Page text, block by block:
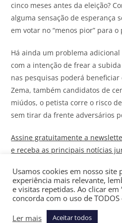
cinco meses antes da eleição?
alguma sensação de esperança
em votar no “menos pior” para o
Há ainda um problema
com a intenção de frear a
nas pesquisas poderá
Zema, também candidatos de
miúdos, o petista corre o risco
sem tirar da frente adversários
Assine gratuitamente a
e receba as principais notícias
É nesse cenário que começam
comunicação das principais pré-
algum momento, se tiverem
Usamos cookies em nosso site
experiência mais relevante,
e visitas repetidas. Ao clicar em
concorda com o uso de TODOS
Ler mais
Aceitar todos